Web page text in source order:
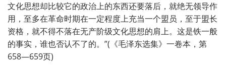
文化思想却比较它的政治上的东西还要落后，就绝无领导作
用，至多在革命时期在一定程度上充当一个盟员，至于盟长
资格，就不得不落在无产阶级文化思想的肩上。这是铁一般
的事实，谁也否认不了的。”(《毛泽东选集》一卷本，第
658—659页)